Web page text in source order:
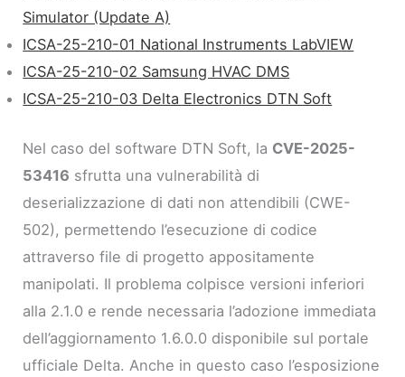
Simulator (Update A)
ICSA-25-210-01 National Instruments LabVIEW
ICSA-25-210-02 Samsung HVAC DMS
ICSA-25-210-03 Delta Electronics DTN Soft
Nel caso del software DTN Soft, la CVE-2025-
53416 sfrutta una vulnerabilità di
deserializzazione di dati non attendibili (CWE-
502), permettendo l’esecuzione di codice
attraverso file di progetto appositamente
manipolati. Il problema colpisce versioni inferiori
alla 2.1.0 e rende necessaria l’adozione immediata
dell’aggiornamento 1.6.0.0 disponibile sul portale
ufficiale Delta. Anche in questo caso l’esposizione